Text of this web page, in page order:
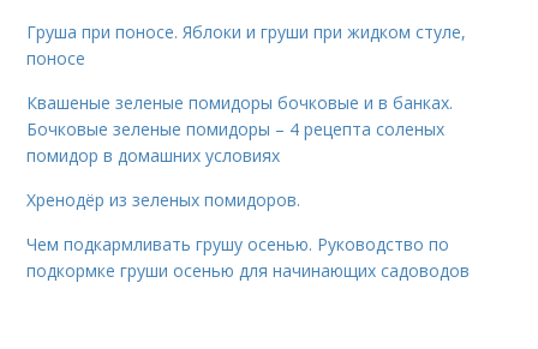
Груша при поносе. Яблоки и груши при жидком стуле,
поносе
Квашеные зеленые помидоры бочковые и в банках.
Бочковые зеленые помидоры – 4 рецепта соленых
помидор в домашних условиях
Хренодёр из зеленых помидоров.
Чем подкармливать грушу осенью. Руководство по
подкормке груши осенью для начинающих садоводов